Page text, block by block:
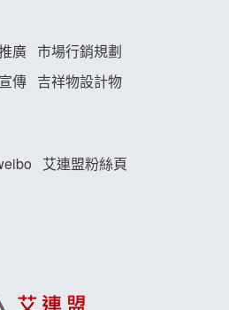
會
明會
會
明會
廣 市場行銷規劃
傳 吉祥物設計物
艾連盟粉絲頁